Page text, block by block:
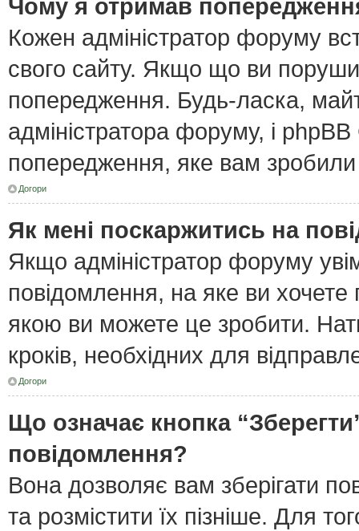
Чому я отримав
Кожен адміністратор форуму
свого сайту. Якщо що ви
попередження. Будь-ласка,
адміністратора форуму, і
попередження, яке вам
Догори
Як мені поскаржитись на
Якщо адміністратор форуму
повідомлення, на яке ви хочете
якою ви можете це зробити.
кроків, необхідних для
Догори
Що означає кнопка
повідомлення?
Вона дозволяє вам зберігати
та розмістити їх пізніше. Для